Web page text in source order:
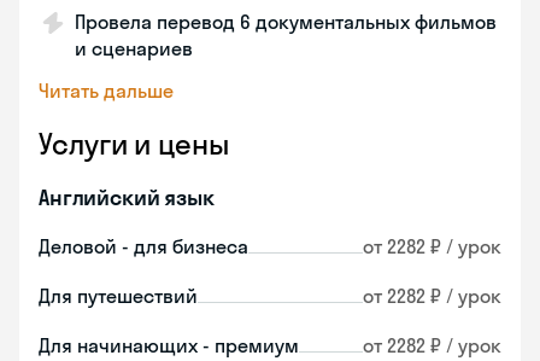
Провела перевод 6 документальных фильмов
и сценариев
Читать дальше
Услуги и цены
Английский язык
Деловой - для бизнеса от 2282 ₽ / урок
Для путешествий от 2282 ₽ / урок
Для начинающих - премиум от 2282 ₽ / урок